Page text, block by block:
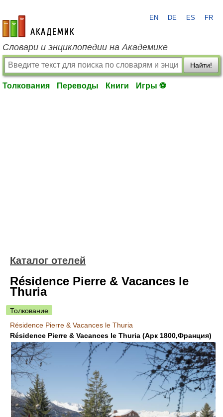
academic.ru
EN DE ES FR
Словари и энциклопедии на Академике
Найти!
Толкования Переводы Книги Игры ⚽
Каталог отелей
Résidence Pierre & Vacances le
Thuria
Толкование
Résidence Pierre & Vacances le Thuria
Résidence Pierre & Vacances le Thuria (Арк 1800,Франция)